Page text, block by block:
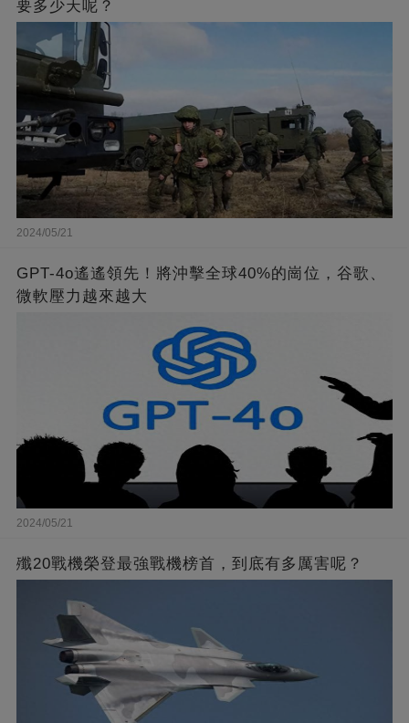
要多少天呢？
2024/05/21
GPT-4o遙遙領先！將沖擊全球40%的崗位，谷歌、
微軟壓力越來越大
2024/05/21
殲20戰機榮登最強戰機榜首，到底有多厲害呢？